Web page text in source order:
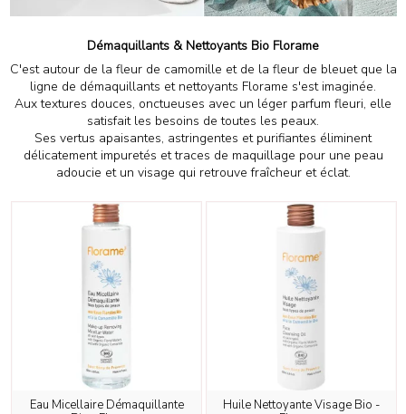
Démaquillants & Nettoyants Bio Florame
C'est autour de la fleur de camomille et de la fleur de bleuet que la
ligne de démaquillants et nettoyants Florame s'est imaginée.
Aux textures douces, onctueuses avec un léger parfum fleuri, elle
satisfait les besoins de toutes les peaux.
Ses vertus apaisantes, astringentes et purifiantes éliminent
délicatement impuretés et traces de maquillage pour une peau
adoucie et un visage qui retrouve fraîcheur et éclat.
Eau Micellaire Démaquillante
Huile Nettoyante Visage Bio -